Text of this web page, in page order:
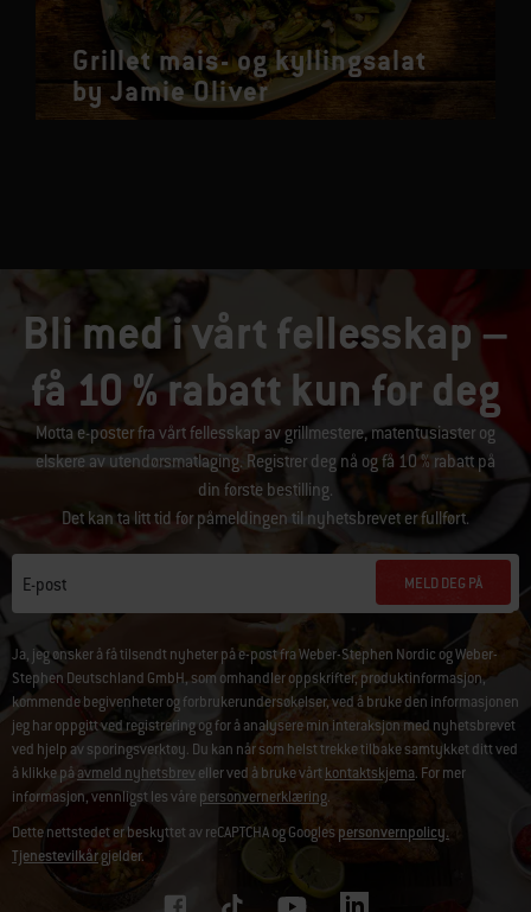
Grillet mais- og kyllingsalat
by Jamie Oliver
Bli med i vårt fellesskap –
få 10 % rabatt kun for deg
Motta e-poster fra vårt fellesskap av grillmestere, matentusiaster og
elskere av utendørsmatlaging. Registrer deg nå og få 10 % rabatt på
din første bestilling.
Det kan ta litt tid før påmeldingen til nyhetsbrevet er fullført.
E-post MELD DEG PÅ
Ja, jeg ønsker å få tilsendt nyheter på e-post fra Weber-Stephen Nordic og Weber-
Stephen Deutschland GmbH, som omhandler oppskrifter, produktinformasjon,
kommende begivenheter og forbrukerundersøkelser, ved å bruke den informasjonen
jeg har oppgitt ved registrering og for å analysere min interaksjon med nyhetsbrevet
ved hjelp av sporingsverktøy. Du kan når som helst trekke tilbake samtykket ditt ved
å klikke påavmeld nyhetsbreveller ved å bruke vårtkontaktskjema. For mer
informasjon, vennligst les vårepersonvernerklæring.
Dette nettstedet er beskyttet av reCAPTCHA og Googlespersonvernpolicy.
Tjenestevilkårgjelder.